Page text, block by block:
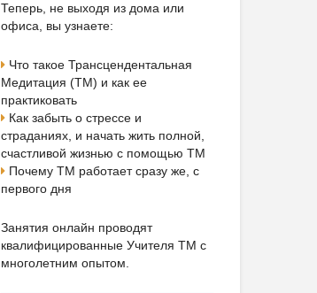
Теперь, не выходя из дома или
офиса, вы узнаете:
Что такое Трансцендентальная
Медитация (ТМ) и как ее
практиковать
Как забыть о стрессе и
страданиях, и начать жить полной,
счастливой жизнью с помощью ТМ
Почему ТМ работает сразу же, с
первого дня
Занятия онлайн проводят
квалифицированные Учителя ТМ с
многолетним опытом.